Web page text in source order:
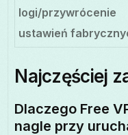
logi/przywrócenie
ustawień
Najczęściej
Dlaczego Free
nagle przy